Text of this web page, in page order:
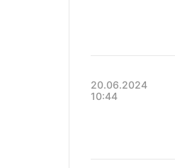
20.06.2024
10:44